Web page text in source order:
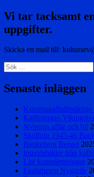
Vi tar tacksamt
uppgifter.
Skicka ett mail till:
Sök
efter:
Senaste inläggen
Kommunalfullmäktige
Kaffestugan
Nybergs affär och bil
Skolfoto 1945-46
Bankeberg Berget
Interiörbilder från
Lite kompletteringar
Fastigheten Nygärde